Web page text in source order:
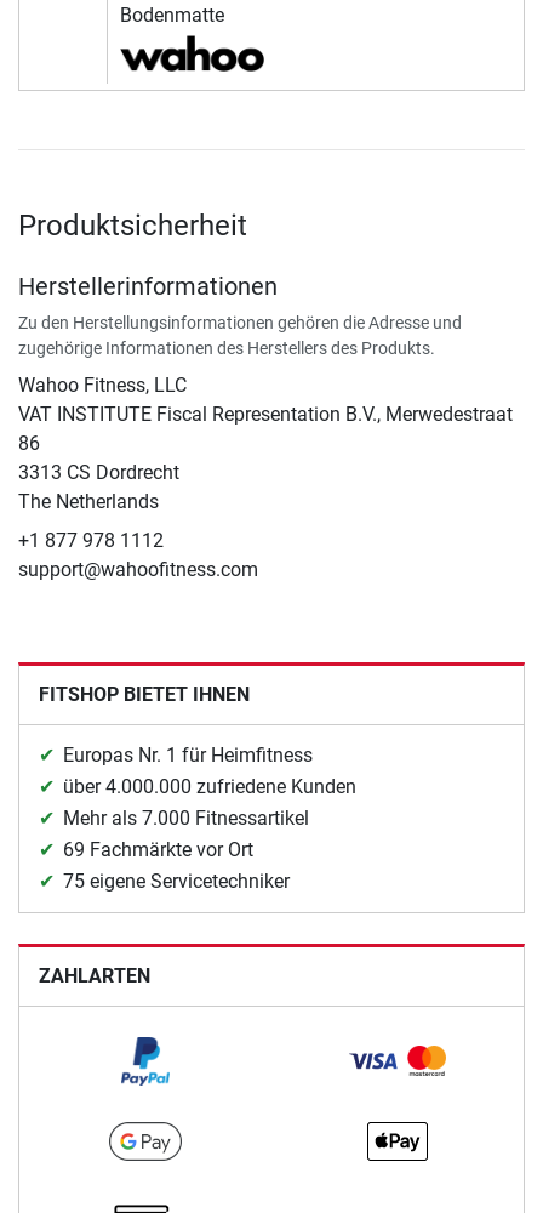
Bodenmatte
Produktsicherheit
Herstellerinformationen
Zu den Herstellungsinformationen gehören die Adresse und
zugehörige Informationen des Herstellers des Produkts.
Wahoo Fitness, LLC
VAT INSTITUTE Fiscal Representation B.V., Merwedestraat
86
3313 CS Dordrecht
The Netherlands
+1 877 978 1112
support@wahoofitness.com
FITSHOP BIETET IHNEN
Europas Nr. 1 für Heimfitness
über 4.000.000 zufriedene Kunden
Mehr als 7.000 Fitnessartikel
69 Fachmärkte vor Ort
75 eigene Servicetechniker
ZAHLARTEN